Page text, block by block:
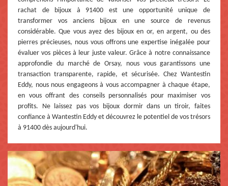
rachat de bijoux à 91400 est une opportunité unique de
transformer vos anciens bijoux en une source de revenus
considérable. Que vous ayez des bijoux en or, en argent, ou des
pierres précieuses, nous vous offrons une expertise inégalée pour
évaluer vos pièces à leur juste valeur. Grâce à notre connaissance
approfondie du marché de Orsay, nous vous garantissons une
transaction transparente, rapide, et sécurisée. Chez Wantestin
Eddy, nous nous engageons à vous accompagner à chaque étape,
en vous offrant des conseils personnalisés pour maximiser vos
profits. Ne laissez pas vos bijoux dormir dans un tiroir, faites
confiance à Wantestin Eddy et découvrez le potentiel de vos trésors
à 91400 dès aujourd'hui.